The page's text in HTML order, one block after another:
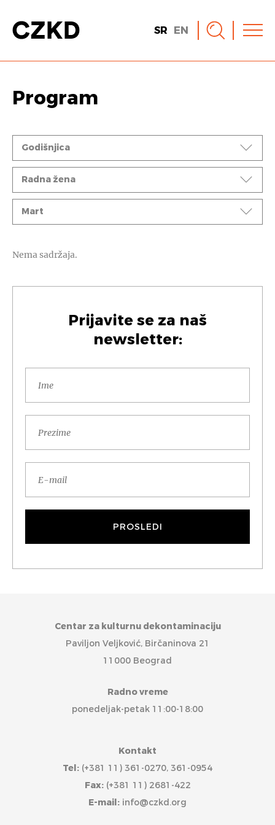
SR EN
Program
Događaji
Godišnjica
Ciklusi
Radna žena
Mesec
Mart
Nema sadržaja.
Prijavite se za naš
newsletter:
Centar za kulturnu dekontaminaciju
Paviljon Veljković, Birčaninova 21
11000 Beograd
Radno vreme
ponedeljak-petak 11:00-18:00
Kontakt
Tel: (+381 11) 361-0270, 361-0954
Fax:(+381 11) 2681-422
E-mail: info@czkd.org